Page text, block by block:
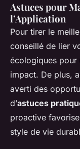
Astuces pour
l’Application
Pour tirer le
conseillé de lier
écologiques pour
impact. De plus,
averti des
d’astuces
proactive
style de vie